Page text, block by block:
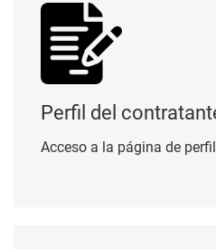
Perfil del
Acceso a la página de